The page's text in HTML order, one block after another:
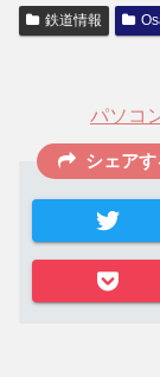
鉄道情報
パソコ
シェアす